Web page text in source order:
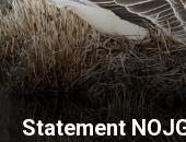
Statement